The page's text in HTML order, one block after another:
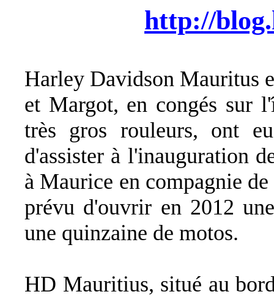
http://
Harley Davidson Mauritus
et Margot, en congés sur
très gros rouleurs, ont
d'assister à l'inauguration
à Maurice en compagnie
prévu d'ouvrir en 2012
une quinzaine de motos.
HD Mauritius, situé au